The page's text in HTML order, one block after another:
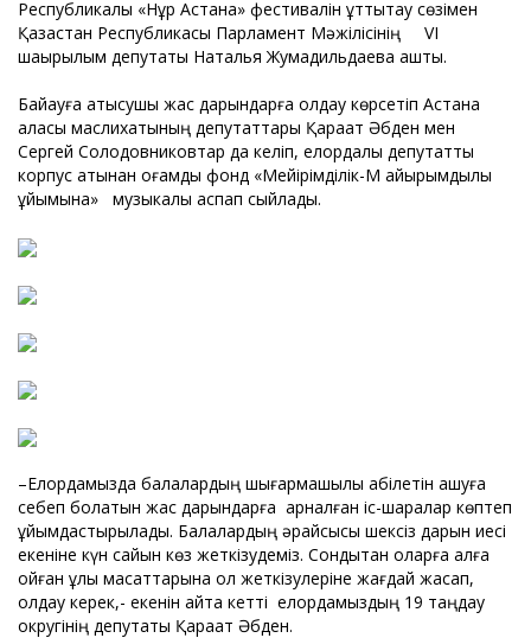
Республикалық «Нұр Астана» фестивалін құттықтау сөзімен
Қазақстан Республикасы Парламент Мәжілісінің VI
шақырылым депутаты Наталья Жумадильдаева ашты.
Байқауға қатысушы жас дарындарға қолдау көрсетіп Астана
қаласы маслихатының депутаттары Қарақат Әбден мен
Сергей Солодовниковтар да келіп, елордалық депутаттық
корпус атынан қоғамдық фонд «Мейірімділік-М қайырымдылық
ұйымына» музыкалық аспап сыйлады.
–Елордамызда балалардың шығармашылық қабілетін ашуға
себеп болатын жас дарындарға арналған іс-шаралар көптеп
ұйымдастырылады. Балалардың әрқайсысы шексіз дарын иесі
екеніне күн сайын көз жеткізудеміз. Сондықтан оларға алға
қойған ұлы мақсаттарына қол жеткізулеріне жағдай жасап,
қолдау керек,- екенін айта кетті елордамыздың 19 таңдау
округінің депутаты Қарақат Әбден.